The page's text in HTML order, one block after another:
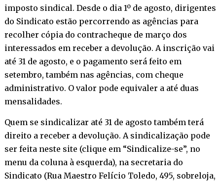
imposto sindical. Desde o dia 1º de agosto, dirigentes
do Sindicato estão percorrendo as agências para
recolher cópia do contracheque de março dos
interessados em receber a devolução. A inscrição vai
até 31 de agosto, e o pagamento será feito em
setembro, também nas agências, com cheque
administrativo. O valor pode equivaler a até duas
mensalidades.
Quem se sindicalizar até 31 de agosto também terá
direito a receber a devolução. A sindicalização pode
ser feita neste site (clique em “Sindicalize-se”, no
menu da coluna à esquerda), na secretaria do
Sindicato (Rua Maestro Felício Toledo, 495, sobreloja,